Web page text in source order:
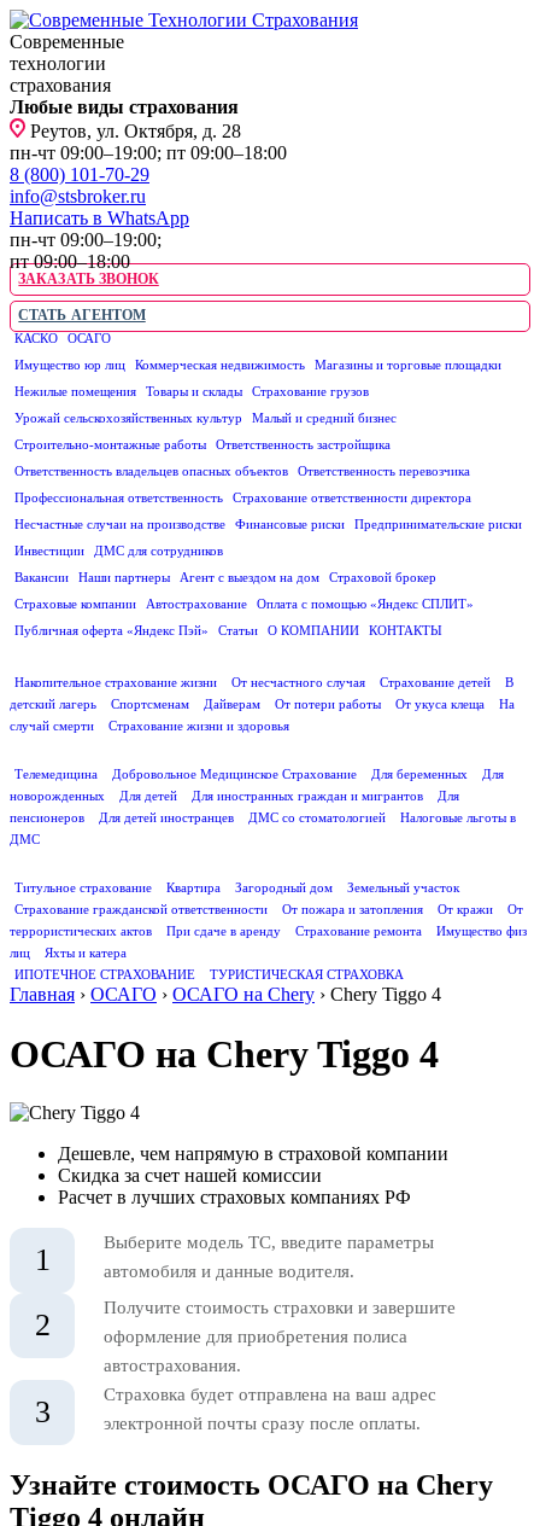
Современные
технологии
страхования
Любые виды страхования
Реутов, ул. Октября, д. 28
пн-чт 09:00–19:00; пт 09:00–18:00
8 (800) 101-70-29
info@stsbroker.ru
Написать в WhatsApp
пн-чт 09:00–19:00;
пт 09:00–18:00
ЗАКАЗАТЬ ЗВОНОК
СТАТЬ АГЕНТОМ
КАСКО ОСАГО
Имущество юр лиц
Коммерческая недвижимость
Магазины и торговые площадки
Нежилые помещения
Товары и склады
Страхование грузов
Урожай сельскохозяйственных культур
Малый и средний бизнес
Строительно-монтажные работы
Ответственность застройщика
Ответственность владельцев опасных объектов
Ответственность перевозчика
Профессиональная ответственность
Страхование ответственности директора
Несчастные случаи на производстве
Финансовые риски
Предпринимательские риски
Инвестиции
ДМС для сотрудников
Вакансии
Наши партнеры Агент с выездом на дом
Страховой брокер
Страховые компании
Автострахование
Оплата с помощью «Яндекс СПЛИТ»
Публичная оферта «Яндекс Пэй»
Статьи О КОМПАНИИ
КОНТАКТЫ
Накопительное страхование жизни
От несчастного случая Страхование детей
В
детский лагерь
Спортсменам Дайверам От потери работы От укуса клеща
На
случай смерти
Страхование жизни и здоровья
Телемедицина
Добровольное Медицинское Страхование Для беременных
Для
новорожденных
Для детей Для иностранных граждан и мигрантов
Для
пенсионеров
Для детей иностранцев ДМС со стоматологией
Налоговые льготы в
ДМС
Титульное страхование
Квартира Загородный дом
Земельный участок
Страхование гражданской ответственности
От пожара и затопления От кражи
От
террористических актов
При сдаче в аренду Страхование ремонта
Имущество физ
лиц
Яхты и катера
ИПОТЕЧНОЕ СТРАХОВАНИЕ
ТУРИСТИЧЕСКАЯ СТРАХОВКА
Главная › ОСАГО › ОСАГО на Chery › Chery Tiggo 4
ОСАГО на Chery Tiggo 4
Дешевле, чем напрямую в страховой компании
Скидка за счет нашей комиссии
Расчет в лучших страховых компаниях РФ
1
Выберите модель ТС, введите параметры
автомобиля и данные водителя.
2
Получите стоимость страховки и завершите
оформление для приобретения полиса
автострахования.
3
Страховка будет отправлена на ваш адрес
электронной почты сразу после оплаты.
Узнайте стоимость ОСАГО на Chery
Tiggo 4 онлайн